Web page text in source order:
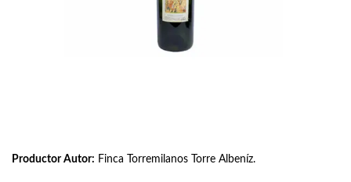
Productor Autor: Finca Torremilanos Torre Albeníz.